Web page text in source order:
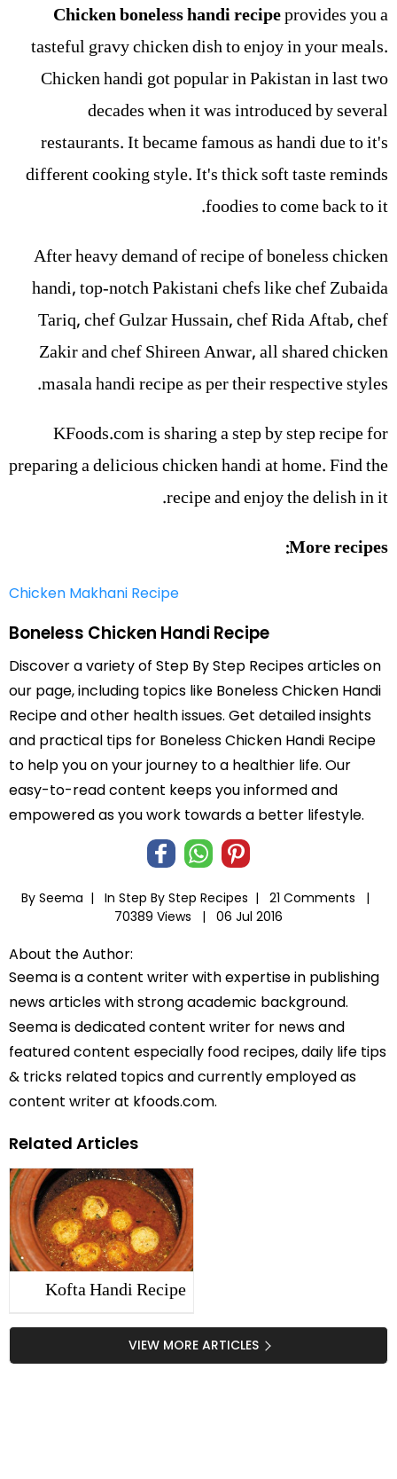
Chicken boneless handi recipeprovides you a
tasteful gravy chicken dish to enjoy in your meals.
Chicken handi got popular in Pakistan in last two
decades when it was introduced by several
restaurants. It became famous as handi due to it's
different cooking style. It's thick soft taste reminds
foodies to come back to it.
After heavy demand of recipe of boneless chicken
handi, top-notch Pakistani chefs like chef Zubaida
Tariq, chef Gulzar Hussain, chef Rida Aftab, chef
Zakir and chef Shireen Anwar, all shared chicken
masala handi recipe as per their respective styles.
KFoods.com is sharing a step by step recipe for
preparing a delicious chicken handi at home. Find the
recipe and enjoy the delish in it.
More recipes:
Chicken Makhani Recipe
Boneless Chicken Handi Recipe
Discover a variety of Step By Step Recipes articles on
our page, including topics like Boneless Chicken Handi
Recipe and other health issues. Get detailed insights
and practical tips for Boneless Chicken Handi Recipe
to help you on your journey to a healthier life. Our
easy-to-read content keeps you informed and
empowered as you work towards a better lifestyle.
By Seema | In Step By Step Recipes |
21 Comments |
70389 Views |
06 Jul 2016
About the Author:
Seema is a content writer with expertise in publishing
news articles with strong academic background.
Seema is dedicated content writer for news and
featured content especially food recipes, daily life tips
& tricks related topics and currently employed as
content writer at kfoods.com.
Related Articles
Kofta Handi Recipe
VIEW MORE ARTICLES